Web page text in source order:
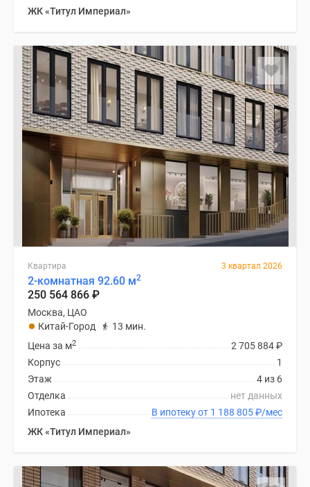
ЖК «Титул Империал»
Квартира 3 квартал 2026
2-комнатная 92.60 м2
250 564 866 ₽
Москва, ЦАО
Китай-Город
13 мин.
2 705 884₽
Цена за м2
1
Корпус
4 из 6
Этаж
нет данных
Отделка
В ипотеку от 1 188 805₽/мес
Ипотека
ЖК «Титул Империал»